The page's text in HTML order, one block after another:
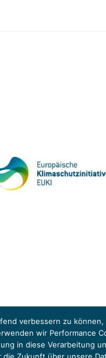
Klimaschutzinitiative
verbessern zu
wir Performance
in diese Verarbeitung